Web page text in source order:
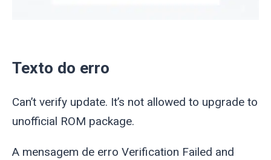
Texto do erro
Can’t verify update. It’s not allowed to upgrade to
unofficial ROM package.
A mensagem de erro Verification Failed and